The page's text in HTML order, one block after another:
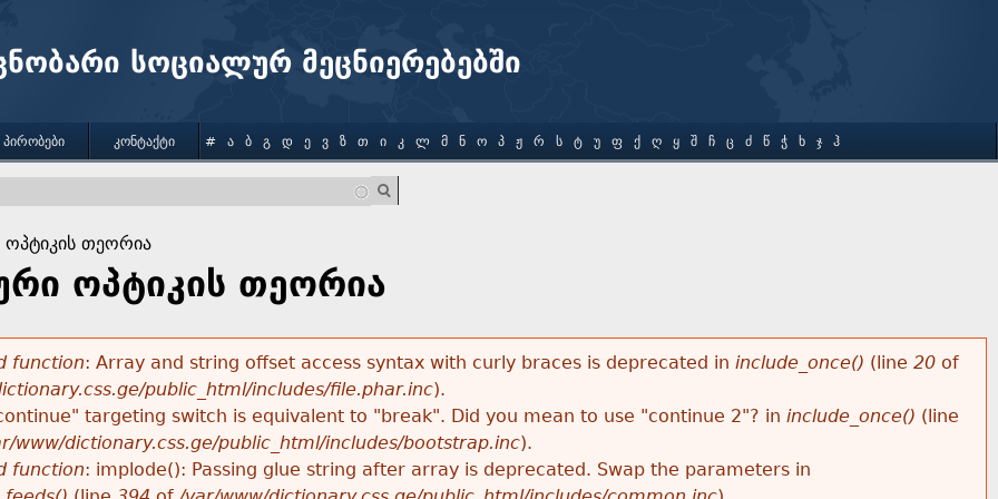
სოციალურ მეცნიერებებში
თეორია
ოპტიკის თეორია
function: Array and string offset access syntax with curly braces is deprecated in include_once() (line 20of
public_html/includes/file.phar.inc).
targeting switch is equivalent to "break". Did you mean to use "continue 2"? in include_once() (line
www/dictionary.css.ge/public_html/includes/bootstrap.inc).
function: implode(): Passing glue string after array is deprecated. Swap the parameters in
ᲞᲘᲠᲝᲑᲔᲑᲘ ᲙᲝᲜᲢᲐᲥᲢᲘ # Ა Ბ Გ Დ Ე Ვ Ზ Თ Ი Კ Ლ Მ Ნ Ო Პ Ჟ Რ Ს Ტ Უ Ფ Ქ Ღ Ყ Შ Ჩ Ც Ძ Წ Ჭ Ხ Ჯ Ჰ